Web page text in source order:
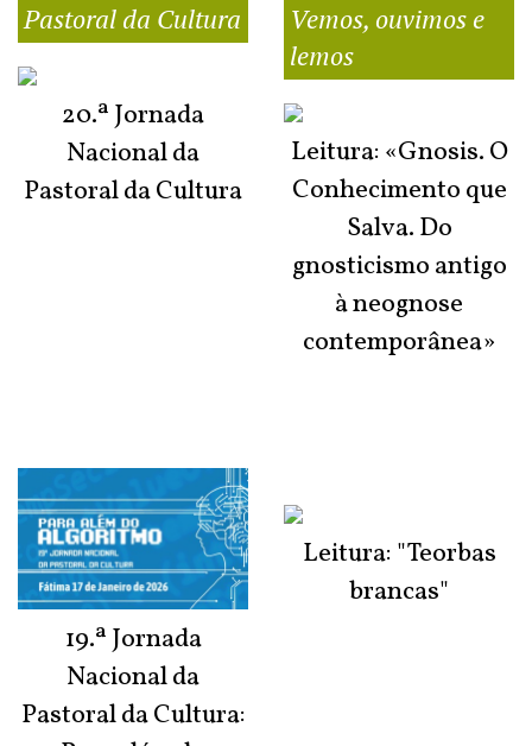
Pastoral da Cultura
20.ª Jornada
Nacional da
Pastoral da Cultura
19.ª Jornada
Nacional da
Pastoral da Cultura:
Vemos, ouvimos e
lemos
Leitura: «Gnosis. O
Conhecimento que
Salva. Do
gnosticismo antigo
à neognose
contemporânea»
Leitura: "Teorbas
brancas"